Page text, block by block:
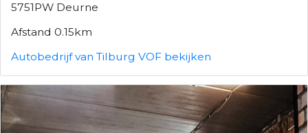
5751PW Deurne
Afstand 0.15km
Autobedrijf van Tilburg VOF bekijken